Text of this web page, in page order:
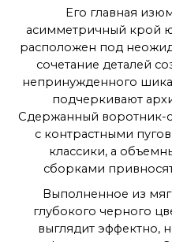
Его главная
асимметричный крой
расположен под
сочетание деталей
непринужденного
подчеркивают
Сдержанный воротник-
с контрастными
классики, а
сборками
Выполненное из
глубокого черного
выглядит эффектно,